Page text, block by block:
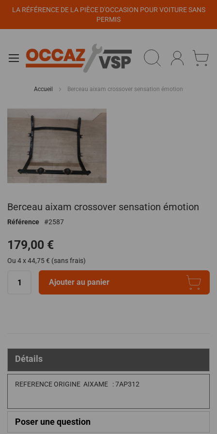
LA RÉFÉRENCE DE LA PIÈCE D'OCCASION POUR VOITURE SANS
PERMIS
Accueil Berceau aixam crossover sensation émotion
Passer
galerie
au
de
Galerie
Berceau aixam crossover sensation émotion
Référence 2587
179,00 €
Ou 4 x 44,75 € (sans frais)
Ajouter au panier
Détails
REFERENCE ORIGINE AIXAME : 7AP312
Poser une question
Panneau de gestion des cookies